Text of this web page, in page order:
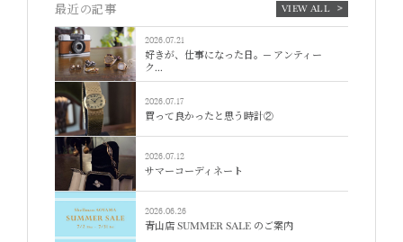
最近の記事 VIEW ALL
2026.07.21
好きが、仕事になった日。─ アンティー
ク...
2026.07.17
買って良かったと思う時計②
2026.07.12
サマーコーディネート
2026.06.26
青山店 SUMMER SALE のご案内